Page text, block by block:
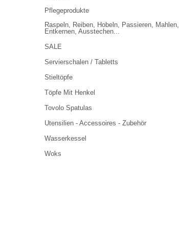
Pflegeprodukte
Raspeln, Reiben, Hobeln, Passieren, Mahlen,
Entkernen, Ausstechen...
SALE
Servierschalen / Tabletts
Stieltöpfe
Töpfe Mit Henkel
Tovolo Spatulas
Utensilien - Accessoires - Zubehör
Wasserkessel
Woks